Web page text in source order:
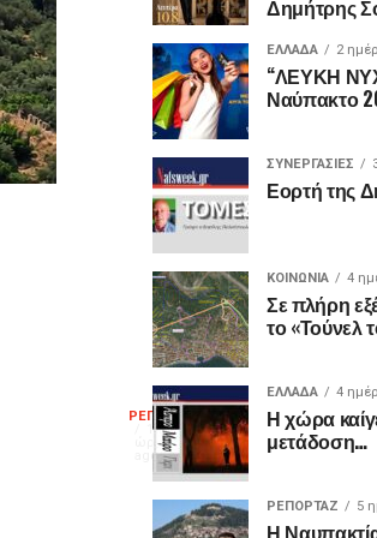
ΡΕΠΟΡΤΑΖ
15
ώρες
ago
Η
θύρες
USB
είναι
μωβ
έχουν
άλλα
χρώματα;
διαφορά
που
περισσότεροι
δεν
γνωρίζουν
για
τον
«Ίωνα»
στο
Κάστρο
της
Ναυπάκτου
Δημήτρης
ΕΛΛΑΔΑ 2
“ΛΕΥΚΗ
Ναύπακτο
ΣΥΝΕΡΓΑΣΙΕΣ
Εορτή της
ΚΟΙΝΩΝΙΑ 4
Σε πλήρη
το «Τούνελ
ΕΛΛΑΔΑ 4
Η χώρα
μετάδοση…
ΡΕΠΟΡΤΑΖ 5
Η